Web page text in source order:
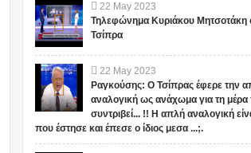
22 May 2023
Τηλεφώνημα Κυριάκου Μητσοτάκη
Τσίπρα
22 May 2023
Ραγκούσης: Ο Τσίπρας έφερε την
αναλογική ως ανάχωμα για τη
συντριβεί... !! Η απλή αναλογική
που έστησε και έπεσε ο ίδιος μεσα ...;.